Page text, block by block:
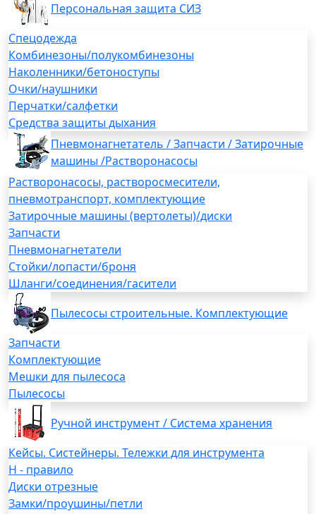
Персональная защита СИЗ
Спецодежда
Комбинезоны/полукомбинезоны
Наколенники/бетоноступы
Очки/наушники
Перчатки/салфетки
Средства защиты дыхания
Пневмонагнетатель / Запчасти / Затирочные
машины /Растворонасосы
Растворонасосы, растворосмесители,
пневмотранспорт, комплектующие
Затирочные машины (вертолеты)/диски
Запчасти
Пневмонагнетатели
Стойки/лопасти/броня
Шланги/соединения/гасители
Пылесосы строительные. Комплектующие
Запчасти
Комплектующие
Мешки для пылесоса
Пылесосы
Ручной инструмент / Система хранения
Кейсы. Систейнеры. Тележки для инструмента
H - правило
Диски отрезные
Замки/проушины/петли